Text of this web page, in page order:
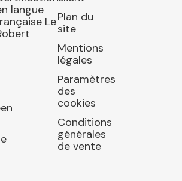
langue
LePlan du
site
Mentions
légales
Paramètres
des
cookies
Conditions
générales
de vente